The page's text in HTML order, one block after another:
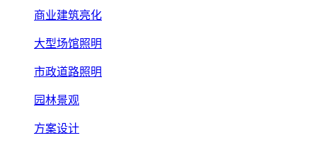
商业建筑亮化
大型场馆照明
市政道路照明
园林景观
方案设计